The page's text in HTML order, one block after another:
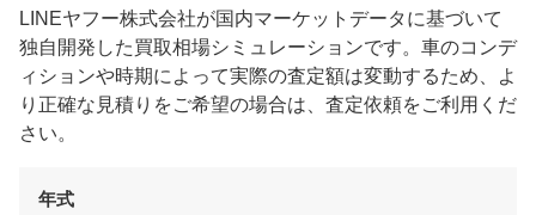
LINEヤフー株式会社が国内マーケットデータに基づいて
独自開発した買取相場シミュレーションです。車のコンデ
ィションや時期によって実際の査定額は変動するため、よ
り正確な見積りをご希望の場合は、査定依頼をご利用くだ
さい。
年式